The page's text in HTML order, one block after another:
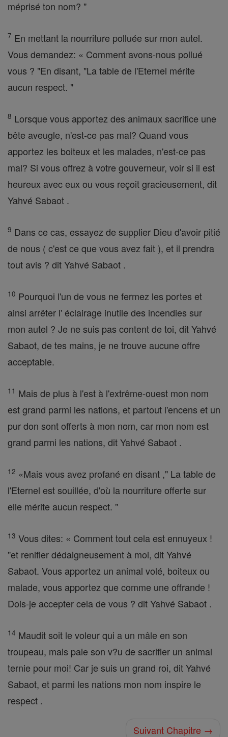
méprisé ton nom? "
7 En mettant la nourriture polluée sur mon autel.
Vous demandez: « Comment avons-nous pollué
vous ? "En disant, "La table de l'Eternel mérite
aucun respect. "
8 Lorsque vous apportez des animaux sacrifice une
bête aveugle, n'est-ce pas mal? Quand vous
apportez les boiteux et les malades, n'est-ce pas
mal? Si vous offrez à votre gouverneur, voir si il est
heureux avec eux ou vous reçoit gracieusement, dit
Yahvé Sabaot .
9 Dans ce cas, essayez de supplier Dieu d'avoir pitié
de nous ( c'est ce que vous avez fait ), et il prendra
tout avis ? dit Yahvé Sabaot .
10 Pourquoi l'un de vous ne fermez les portes et
ainsi arrêter l' éclairage inutile des incendies sur
mon autel ? Je ne suis pas content de toi, dit Yahvé
Sabaot, de tes mains, je ne trouve aucune offre
acceptable.
11 Mais de plus à l'est à l'extrême-ouest mon nom
est grand parmi les nations, et partout l'encens et un
pur don sont offerts à mon nom, car mon nom est
grand parmi les nations, dit Yahvé Sabaot .
12 «Mais vous avez profané en disant ," La table de
l'Eternel est souillée, d'où la nourriture offerte sur
elle mérite aucun respect. "
13 Vous dites: « Comment tout cela est ennuyeux !
"et renifler dédaigneusement à moi, dit Yahvé
Sabaot. Vous apportez un animal volé, boiteux ou
malade, vous apportez que comme une offrande !
Dois-je accepter cela de vous ? dit Yahvé Sabaot .
14 Maudit soit le voleur qui a un mâle en son
troupeau, mais paie son v?u de sacrifier un animal
ternie pour moi! Car je suis un grand roi, dit Yahvé
Sabaot, et parmi les nations mon nom inspire le
respect .
Suivant Chapitre →